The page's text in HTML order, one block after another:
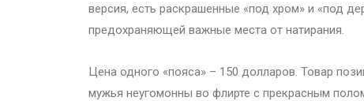
версия, есть раскрашенные «под хром» и «под
предохраняющей важные места от натирания.
Цена одного «пояса» – 150 долларов. Товар
мужья неугомонны во флирте с прекрасным